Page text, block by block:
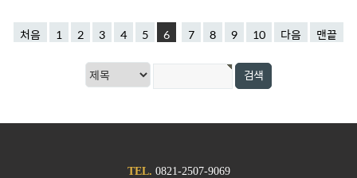
처음 1 2 3 4 5 6 7 8 9 10 다음 맨끝
TEL. 0821-2507-9069